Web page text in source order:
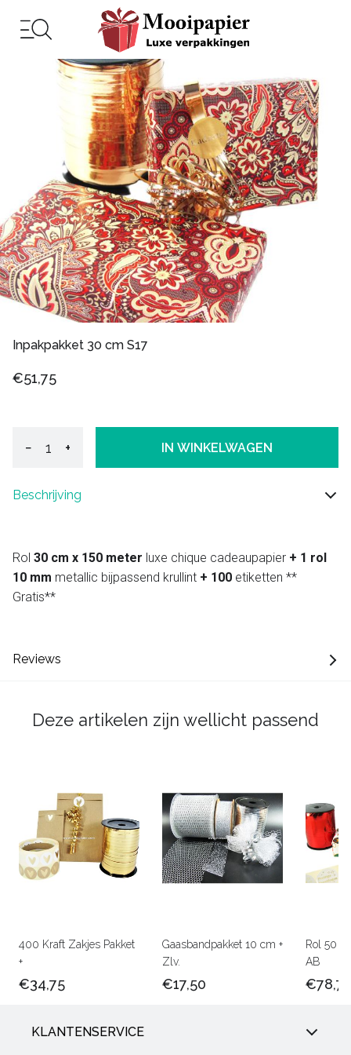
Inpakpakket 30 cm S17
€51,75
− + IN WINKELWAGEN
Beschrijving
Rol 30 cm x 150 meter luxe chique cadeaupapier + 1 rol
10 mm metallic bijpassend krullint + 100 etiketten **
Gratis**
Reviews
Deze artikelen zijn wellicht passend
400 Kraft Zakjes Pakket
+
€34,75
Gaasbandpakket 10 cm +
Zlv.
€17,50
Rol 50
AB
€78,75
KLANTENSERVICE